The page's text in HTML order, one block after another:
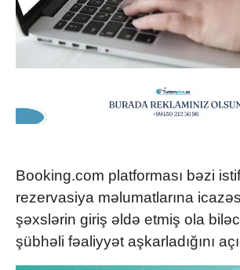
Booking.com platforması bəzi
rezervasiya məlumatlarına
şəxslərin giriş əldə etmiş ola
şübhəli fəaliyyət aşkarladığını